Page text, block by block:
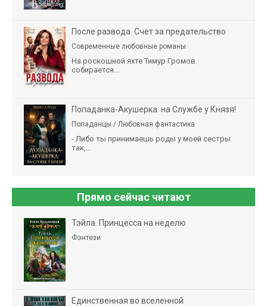
После развода. Счет за предательство
Современные любовные романы
На роскошной яхте Тимур Громов
собирается...
Попаданка-Акушерка: на Службе у Князя!
Попаданцы / Любовная фантастика
- Либо ты принимаешь роды у моей сестры
так,...
Прямо сейчас читают
Тэйла. Принцесса на неделю
Фэнтези
Единственная во вселенной